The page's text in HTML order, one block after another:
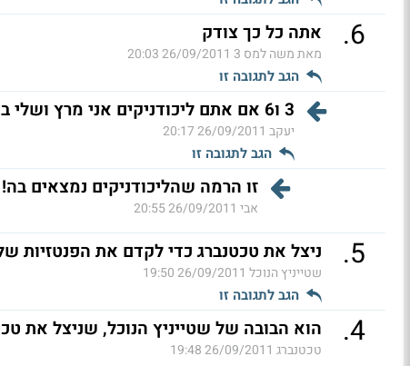
6
. אתה כל כך צודק
מאת משה למס 3 26/09/2011 20:03
הגב לתגובה זו
3 ו6 אם אתם ליכודניקים אני מרץ ושלי בתחת שלי. (ל"ת)
יעקב 26/09/2011 20:17
הגב לתגובה זו
זו הרמה שהליכודניקים נמצאים בה!
אבי 26/09/2011 20:55
5
. ניצל את טכטנברג כדי לקדם את הפנטזיות
שטייניץ הנוכל 26/09/2011 19:50
הגב לתגובה זו
4
. הוא הבובה של שטייניץ הנוכל, שניצל את
טכטנברג 26/09/2011 19:48